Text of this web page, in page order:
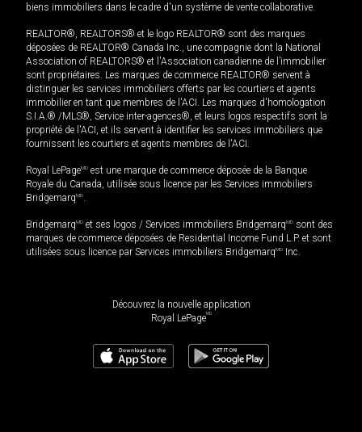
biens immobiliers dans le cadre d'un système de vente collaborative.
REALTOR®, REALTORS® et le logo REALTOR® sont des marques
déposées de REALTOR® Canada Inc., une compagnie dont la National
Association of REALTORS® et l'Association canadienne de l’immobilier
sont propriétaires. Les marques de commerce REALTOR® servent à
distinguer les services immobiliers offerts par les courtiers et agents
immobilier en tant que membres de l'ACI. Les marques d'homologation
S.I.A.® /MLS®, Service inter-agences®, et leurs logos respectifs sont la
propriété de l'ACI, et ils servent à identifier les services immobiliers que
fournissent les courtiers et agents membres de l'ACI.
Royal LePageMD est une marque de commerce déposée de la Banque
Royale du Canada, utilisée sous licence par les Services immobiliers
BridgemarqMD.
BridgemarqMD et ses logos / Services immobiliers BridgemarqMD sont des
marques de commerce déposées de Residential Income Fund L.P. et sont
utilisées sous licence par Services immobiliers BridgemarqMD Inc.
Découvrez la nouvelle application
Royal LePageMD